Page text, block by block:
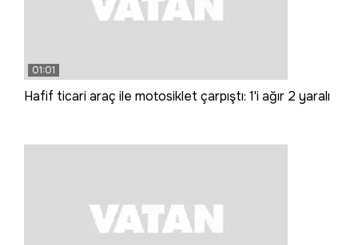
01:01
Hafif ticari araç ile motosiklet çarpıştı: 1'i ağır 2 yaralı